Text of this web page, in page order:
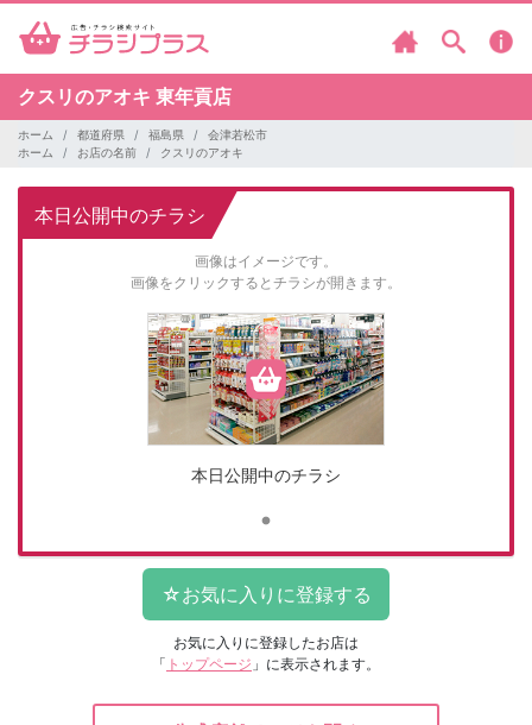
クスリのアオキ 東年貢店
ホーム 都道府県 福島県
会津若松市
ホーム
お店の名前 クスリのアオキ
本日公開中のチラシ
画像はイメージです。
画像をクリックするとチラシが開きます。
本日公開中のチラシ
お気に入りに登録したお店は
「 トップページ 」に表示されます。